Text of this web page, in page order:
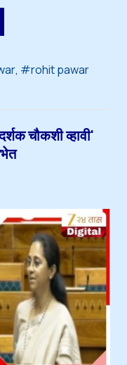
rohit pawar
चौकशी व्हावी'